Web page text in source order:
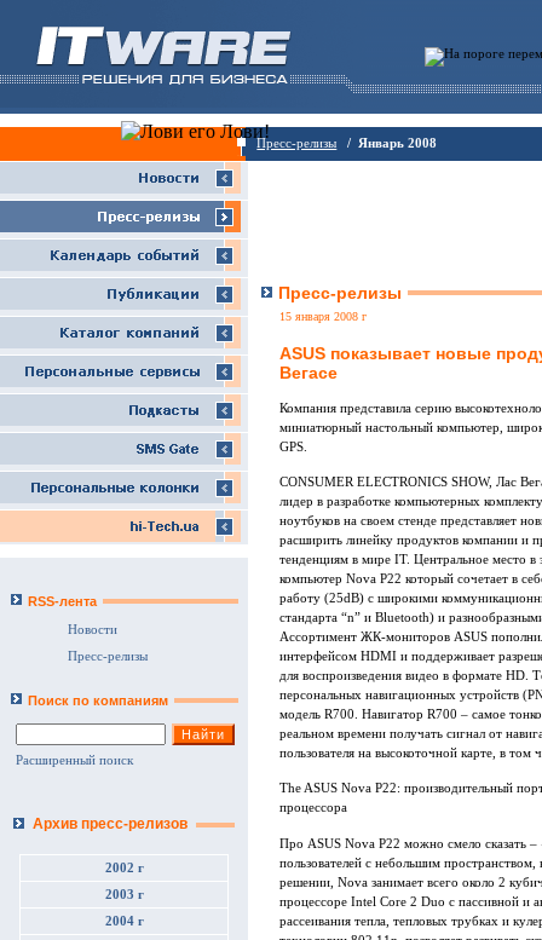
Пресс-релизы / Январь 2008
RSS-лента
Новости
Пресс-релизы
Поиск по компаниям
Расширенный поиск
Архив пресс-релизов
2002 г
2003 г
2004 г
Пресс-релизы
15 января 2008 г
ASUS показывает новые
Вегасе
Компания представила серию
миниатюрный настольный компьютер,
GPS.
CONSUMER ELECTRONICS SHOW, Лас
лидер в разработке компьютерных
ноутбуков на своем стенде представляет
расширить линейку продуктов компании и
тенденциям в мире IT. Центральное место
компьютер Nova P22 который сочетает в
работу (25dB) с широкими
стандарта “n” и Bluetooth) и
Ассортимент ЖК-мониторов ASUS
интерфейсом HDMI и поддерживает
для воспроизведения видео в формате HD.
персональных навигационных устройств
модель R700. Навигатор R700 – самое
реальном времени получать сигнал от
пользователя на высокоточной карте, в
The ASUS Nova P22: производительный
процессора
Про ASUS Nova P22 можно смело сказать –
пользователей с небольшим
решении, Nova занимает всего около 2
процессоре Intel Core 2 Duo с пассивной и
рассеивания тепла, тепловых трубках и